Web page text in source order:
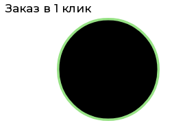
Заказ в 1 клик